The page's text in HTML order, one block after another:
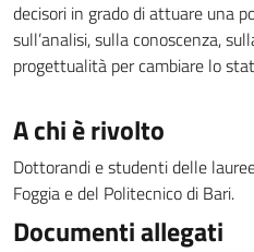
decisori in grado di attuare una
sull’analisi, sulla conoscenza,
progettualità per cambiare lo
A chi è rivolto
Dottorandi e studenti delle
Foggia e del Politecnico di Bari.
Documenti allegati